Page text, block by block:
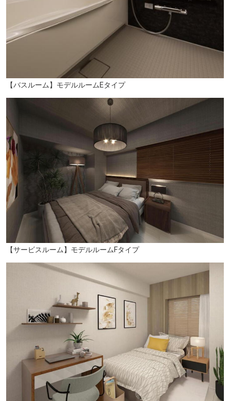
磯子郵便局（徒歩4分/約320m）
飯塚歯科（徒歩3分/約230m）
【バスルーム】モデルルームEタイプ
【サービスルーム】モデルルームFタイプ